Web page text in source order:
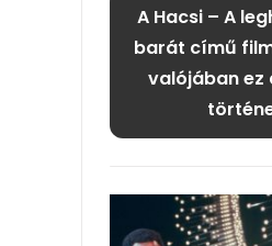
A Hacsi – A
barát című
valójában ez